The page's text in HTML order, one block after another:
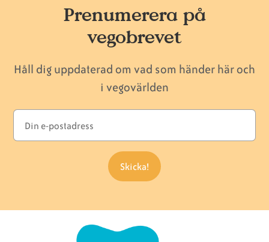
Prenumerera på
vegobrevet
Håll dig uppdaterad om vad som händer här och
i vegovärlden